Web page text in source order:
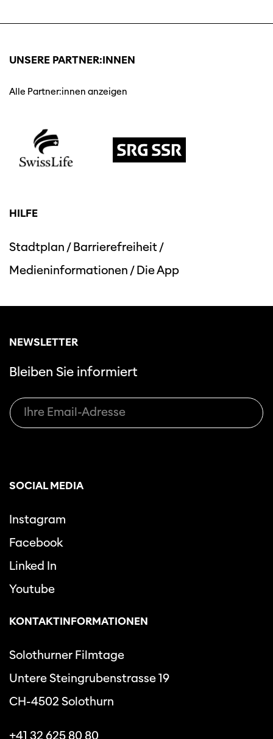
Diese Seite wird mit Internet Explorer
UNSERE PARTNER:INNEN
Alle Partner:innen anzeigen
HILFE
Stadtplan /Barrierefreiheit/
Medieninformationen /Die App
NEWSLETTER
Bleiben Sie informiert
SOCIAL MEDIA
Instagram
Facebook
Linked In
Youtube
KONTAKTINFORMATIONEN
Solothurner Filmtage
Untere Steingrubenstrasse 19
CH-4502 Solothurn
+41 32 625 80 80